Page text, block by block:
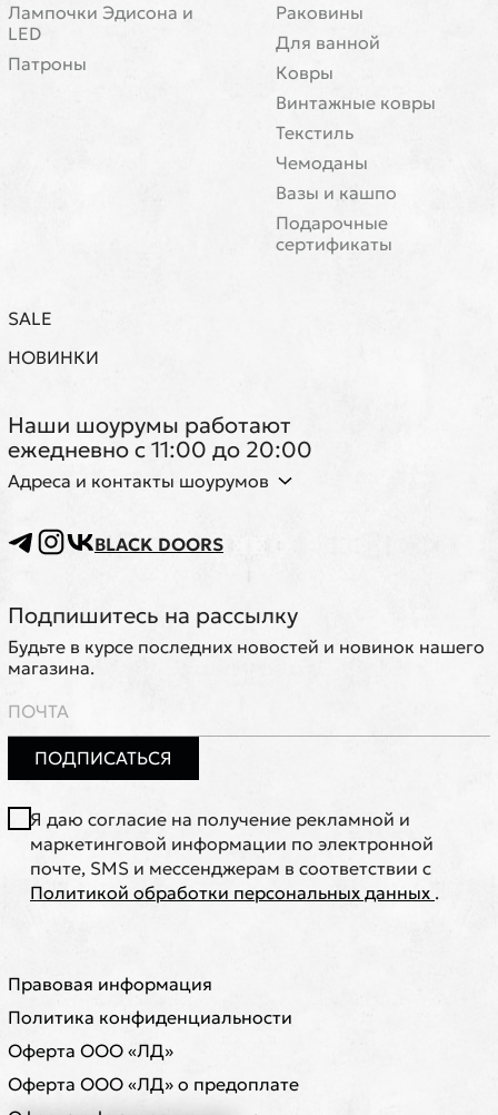
Лампочки Эдисона и
LED
Патроны
Раковины
Для ванной
Ковры
Винтажные ковры
Текстиль
Чемоданы
Вазы и кашпо
Подарочные
сертификаты
SALE
НОВИНКИ
Наши шоурумы работают
ежедневно с 11:00 до 20:00
Адреса и контакты шоурумов
BLACK DOORS
Подпишитесь на рассылку
Будьте в курсе последних новостей и новинок нашего
магазина.
ПОДПИСАТЬСЯ
Я даю согласие на получение рекламной и
маркетинговой информации по электронной
почте, SMS и мессенджерам в соответствии с
Политикой обработки персональных данных .
Правовая информация
Политика конфиденциальности
Оферта ООО «ЛД»
Оферта ООО «ЛД» о предоплате